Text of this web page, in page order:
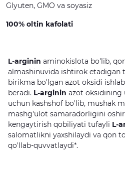
Glyuten, GMO va soyasiz
100% oltin kafolati
L-arginin aminokislota bo'lib,
almashinuvida ishtirok etadigan
birikma bo'lgan azot oksidi ishlab
beradi. L-arginin azot oksidining
uchun kashshof bo'lib, mushak
mashg'ulot samaradorligini
kengaytirish qobiliyati tufayli L-
salomatlikni yaxshilaydi va qon
qo'llab-quvvatlaydi*.